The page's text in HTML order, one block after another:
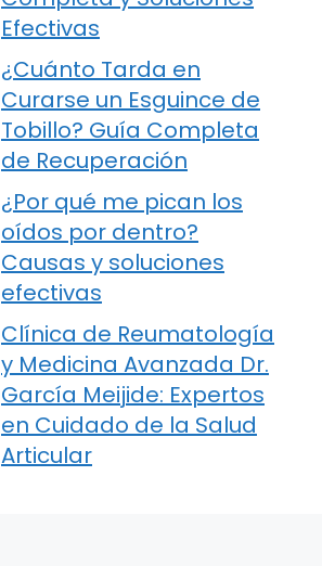
Efectivas
¿Cuánto Tarda en
Curarse un Esguince de
Tobillo? Guía Completa
de Recuperación
¿Por qué me pican los
oídos por dentro?
Causas y soluciones
efectivas
Clínica de Reumatología
y Medicina Avanzada Dr.
García Meijide: Expertos
en Cuidado de la Salud
Articular